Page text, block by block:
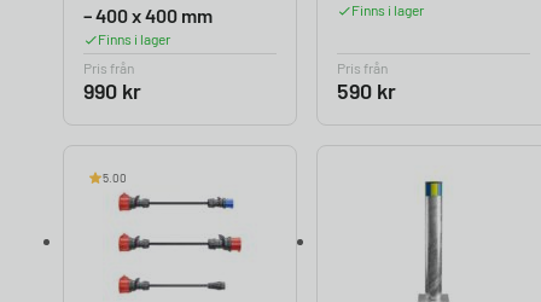
– 400 x 400 mm
Finns i lager
Pris från
990 kr
Finns i lager
Pris från
590 kr
5.00